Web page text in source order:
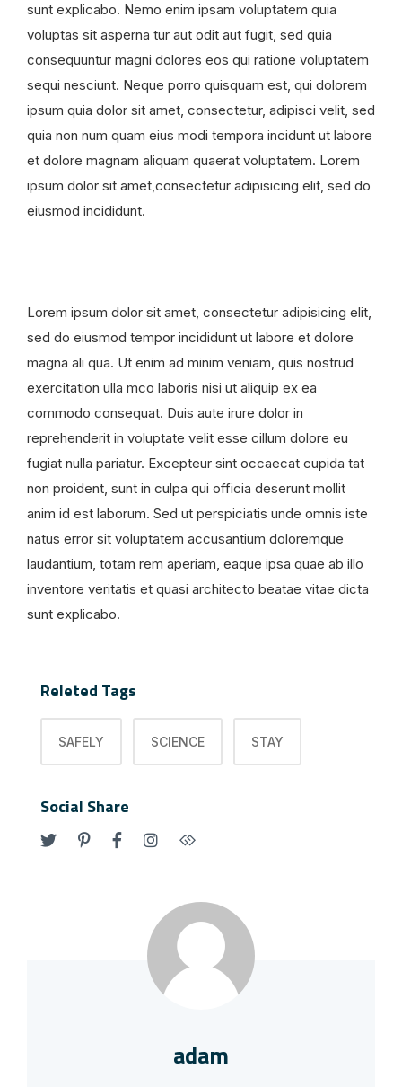
sunt explicabo. Nemo enim ipsam voluptatem quia
voluptas sit asperna tur aut odit aut fugit, sed quia
consequuntur magni dolores eos qui ratione voluptatem
sequi nesciunt. Neque porro quisquam est, qui dolorem
ipsum quia dolor sit amet, consectetur, adipisci velit, sed
quia non num quam eius modi tempora incidunt ut labore
et dolore magnam aliquam quaerat voluptatem. Lorem
ipsum dolor sit amet,consectetur adipisicing elit, sed do
eiusmod incididunt.
Lorem ipsum dolor sit amet, consectetur adipisicing elit,
sed do eiusmod tempor incididunt ut labore et dolore
magna ali qua. Ut enim ad minim veniam, quis nostrud
exercitation ulla mco laboris nisi ut aliquip ex ea
commodo consequat. Duis aute irure dolor in
reprehenderit in voluptate velit esse cillum dolore eu
fugiat nulla pariatur. Excepteur sint occaecat cupida tat
non proident, sunt in culpa qui officia deserunt mollit
anim id est laborum. Sed ut perspiciatis unde omnis iste
natus error sit voluptatem accusantium doloremque
laudantium, totam rem aperiam, eaque ipsa quae ab illo
inventore veritatis et quasi architecto beatae vitae dicta
sunt explicabo.
Releted Tags
SAFELY SCIENCE STAY
Social Share
adam